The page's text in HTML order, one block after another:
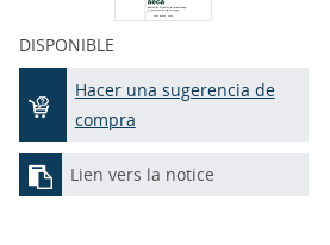
DISPONIBLE
Hacer una sugerencia de
compra
Lien vers la notice